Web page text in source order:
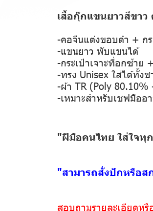
เสื้อกุ๊กแขนยาวสีขา
-คอจีนแต่งขอบดำ + ก
-แขนยาว พับแขนได้
-กระเป๋าเจาะที่อกซ้า
-ทรง Unisex ใส่ได้ทั้ง
-ผ้า TR (Poly 80.10%
-เหมาะสำหรับเชฟมืออ
"ฝีมือคนไทย ใส่ใจทุ
"สามารถสั่งปักหรือส
สอบถามรายละเอียดห